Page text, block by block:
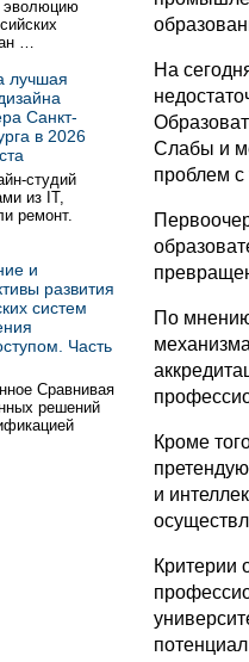
эволюцию
…
лучшая
Санкт-
в 2026
студий
из IT,
ремонт.
и
развития
систем
Часть
Сравнивая
решений
На
Слабы и
проблем с
По
Кроме
и
Критерии